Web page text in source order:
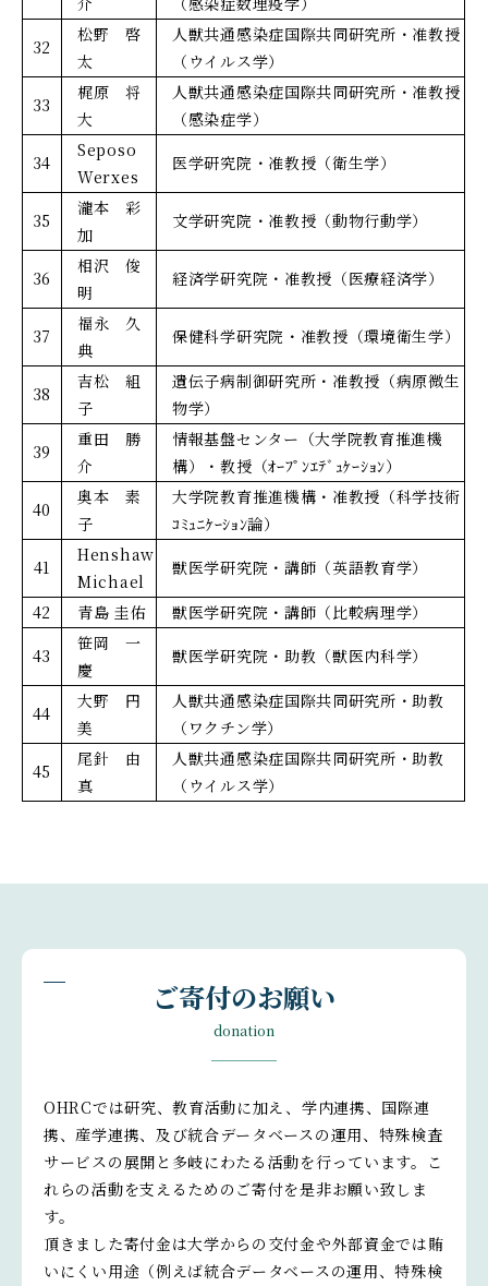
32
松野 啓
太
人獣共通感染症国際共同研究所・准教授
（ウイルス学）
33
梶原 将
大
人獣共通感染症国際共同研究所・准教授
（感染症学）
34
Seposo
Werxes
医学研究院・准教授（衛生学）
35
瀧本 彩
加
文学研究院・准教授（動物行動学）
36
相沢 俊
明
経済学研究院・准教授（医療経済学）
37
福永 久
典
保健科学研究院・准教授（環境衛生学）
38
吉松 組
子
遺伝子病制御研究所・准教授（病原微生
物学）
39
重田 勝
介
情報基盤センター（大学院教育推進機
構）・教授（ｵｰﾌﾟﾝｴﾃﾞｭｹｰｼｮﾝ）
40
奥本 素
子
大学院教育推進機構・准教授（科学技術
ｺﾐｭﾆｹｰｼｮﾝ論）
41
Henshaw
Michael
獣医学研究院・講師（英語教育学）
42 青島 圭佑
獣医学研究院・講師（比較病理学）
43
笹岡 一
慶
獣医学研究院・助教（獣医内科学）
44
大野 円
美
人獣共通感染症国際共同研究所・助教
（ワクチン学）
45
尾針 由
真
人獣共通感染症国際共同研究所・助教
（ウイルス学）
ご寄付のお願い
donation
OHRCでは研究、教育活動に加え、学内連携、国際連
携、産学連携、及び統合データベースの運用、特殊検査
サービスの展開と多岐にわたる活動を行っています。こ
れらの活動を支えるためのご寄付を是非お願い致しま
す。
頂きました寄付金は大学からの交付金や外部資金では賄
いにくい用途（例えば統合データベースの運用、特殊検